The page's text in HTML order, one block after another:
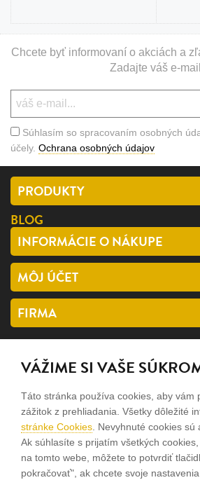
Chcete byť informovaní o akciách a
Zadajte váš e-
Súhlasím so spracovaním osobných
účely. Ochrana osobných údajov
PRODUKTY
BLOG
INFORMÁCIE O NÁKUPE
MÔJ ÚČET
FIRMA
SLEDUJTE NÁS
facebook
instagram
Sme rodinná firma a zameriavame sa
šperkov od roku 1994.
VÁŽIME SI VAŠE
Táto stránka používa cookies, aby vám
zážitok z prehliadania. Všetky dôležité
stránke Cookies . Nevyhnuté cookies
Ak súhlasíte s prijatím všetkých
na tomto webe, môžete to potvrdiť
pokračovať", ak chcete svoje